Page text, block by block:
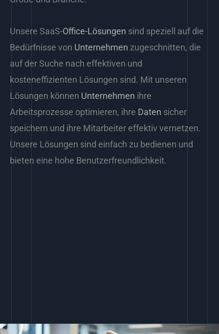
Unsere SaaS-Office-Lösungen sind speziell auf die
Bedürfnisse von Unternehmen zugeschnitten, die
auf der Suche nach effektiven und
kosteneffizienten Lösungen sind. Mit unseren
Lösungen können Unternehmen ihre
Arbeitsprozesse optimieren, ihre Daten sicher
speichern und ihre Mitarbeiter effektiv vernetzen.
Unsere Lösungen sind einfach zu bedienen und
bieten eine hohe Benutzerfreundlichkeit.